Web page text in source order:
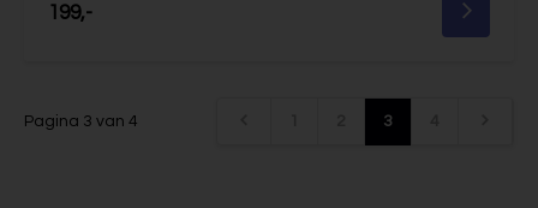
199,-
Pagina 3 van 4 3